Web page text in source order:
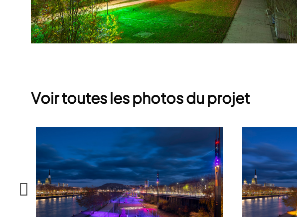
Voir toutes les photos du projet